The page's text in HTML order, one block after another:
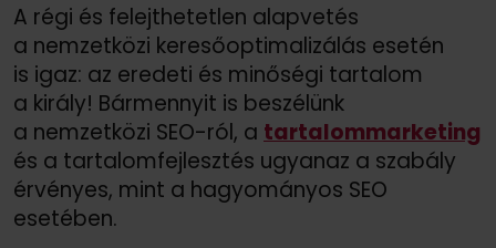
A régi és felejthetetlen alapvetés
a nemzetközi keresőoptimalizálás esetén
is igaz: az eredeti és minőségi tartalom
a király! Bármennyit is beszélünk
a nemzetközi SEO-ról, a tartalommarketing
és a tartalomfejlesztés ugyanaz a szabály
érvényes, mint a hagyományos SEO
esetében.